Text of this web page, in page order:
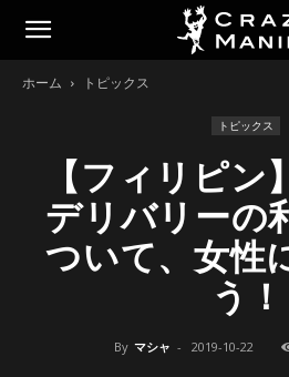
ホーム トピックス
トピックス
【フィリピン
デリバリーの
ついて、女性
う！
By マシャ - 2019-10-22